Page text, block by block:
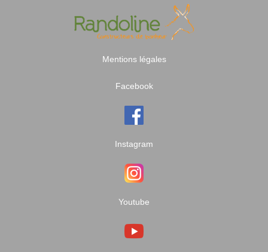
Mentions légales
Facebook
Instagram
Youtube